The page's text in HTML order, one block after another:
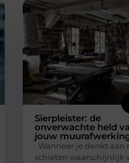
Sierpleister: de
onverwachte held
jouw
Wanneer je denkt aan
schieten waarschijnlijk